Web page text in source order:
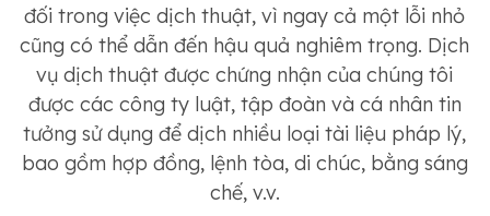
đối trong việc dịch thuật, vì ngay cả một lỗi nhỏ
cũng có thể dẫn đến hậu quả nghiêm trọng. Dịch
vụ dịch thuật được chứng nhận của chúng tôi
được các công ty luật, tập đoàn và cá nhân tin
tưởng sử dụng để dịch nhiều loại tài liệu pháp lý,
bao gồm hợp đồng, lệnh tòa, di chúc, bằng sáng
chế, v.v.